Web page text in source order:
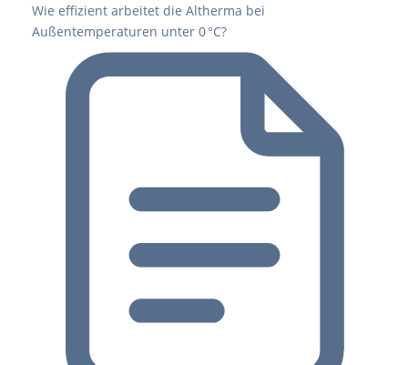
Wie effizient arbeitet die Altherma bei
Außentemperaturen unter 0 °C?